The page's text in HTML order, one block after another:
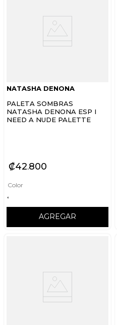
NATASHA DENONA
PALETA SOMBRAS
NATASHA DENONA ESP I
NEED A NUDE PALETTE
₡42 800
Color
AGREGAR